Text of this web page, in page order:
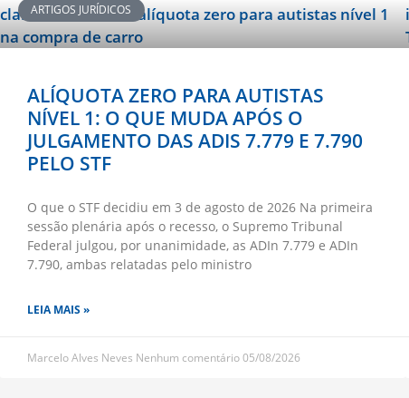
ARTIGOS JURÍDICOS
ALÍQUOTA ZERO PARA AUTISTAS
NÍVEL 1: O QUE MUDA APÓS O
JULGAMENTO DAS ADIS 7.779 E 7.790
PELO STF
O que o STF decidiu em 3 de agosto de 2026 Na primeira
sessão plenária após o recesso, o Supremo Tribunal
Federal julgou, por unanimidade, as ADIn 7.779 e ADIn
7.790, ambas relatadas pelo ministro
LEIA MAIS »
Marcelo Alves Neves Nenhum comentário05/08/2026